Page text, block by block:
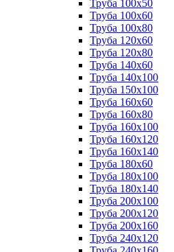
Труба 100x50
Труба 100x60
Труба 100x80
Труба 120x60
Труба 120x80
Труба 140x60
Труба 140x100
Труба 150x100
Труба 160x60
Труба 160x80
Труба 160x100
Труба 160x120
Труба 160x140
Труба 180x60
Труба 180x100
Труба 180x140
Труба 200x100
Труба 200x120
Труба 200x160
Труба 240x120